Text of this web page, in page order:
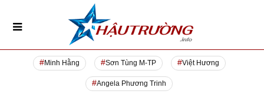
Minh Hằng Sơn Tùng M-TP Việt Hương
Angela Phương Trinh